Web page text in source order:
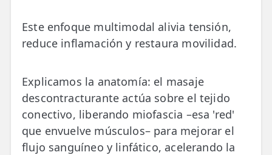
Este enfoque multimodal alivia tensión,
reduce inflamación y restaura movilidad.
Explicamos la anatomía: el masaje
descontracturante actúa sobre el tejido
conectivo, liberando miofascia –esa 'red'
que envuelve músculos– para mejorar el
flujo sanguíneo y linfático, acelerando la